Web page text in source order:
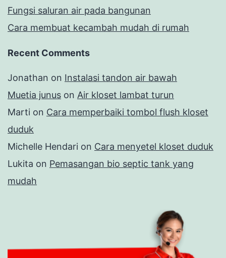
Fungsi saluran air pada bangunan
Cara membuat kecambah mudah di rumah
Recent Comments
Jonathan on Instalasi tandon air bawah
Muetia junus on Air kloset lambat turun
Marti on Cara memperbaiki tombol flush kloset
duduk
Michelle Hendari on Cara menyetel kloset duduk
Lukita on Pemasangan bio septic tank yang
mudah